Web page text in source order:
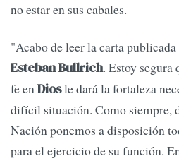
no estar en sus cabales.
"Acabo de leer la carta
Esteban Bullrich. Estoy segura
fe enDiosle dará la fortaleza
difícil situación. Como siempre,
Nación ponemos a disposición
para el ejercicio de su función.